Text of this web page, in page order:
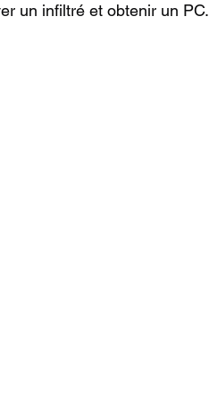
un infiltré et obtenir un PC.